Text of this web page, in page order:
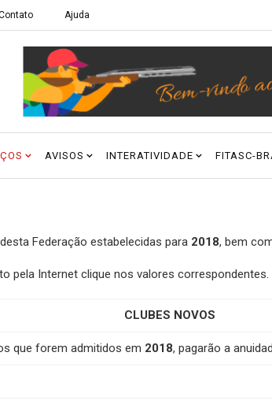
Ajuda
AVISOS INTERATIVIDADE FITASC-
Federação estabelecidas para 2018, bem
pela Internet clique nos valores correspondentes.
CLUBES NOVOS
que forem admitidos em 2018, pagarão a